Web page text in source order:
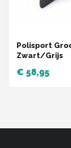
Polisport
Zwart/Grijs
€ 58,95